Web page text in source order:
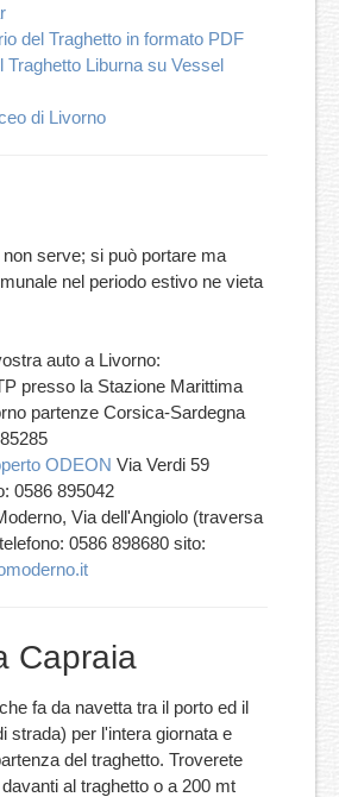
del Traghetto in formato PDF
Traghetto Liburna su Vessel
di Livorno
serve; si può portare ma
nel periodo estivo ne vieta
auto a Livorno:
presso la Stazione Marittima
partenze Corsica-Sardegna
ODEON Via Verdi 59
0586 895042
Via dell'Angiolo (traversa
0586 898680 sito:
Capraia
fa da navetta tra il porto ed il
strada) per l'intera giornata e
del traghetto. Troverete
davanti al traghetto o a 200 mt